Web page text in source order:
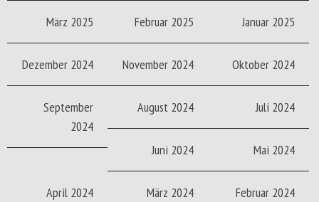
März 2025 Februar 2025 Januar 2025
Dezember 2024 November 2024 Oktober 2024
September
2024
August 2024 Juli 2024
Juni 2024 Mai 2024
April 2024 März 2024 Februar 2024